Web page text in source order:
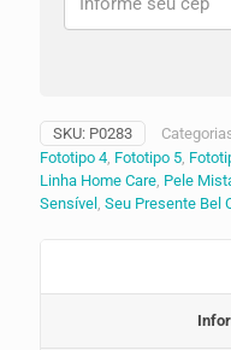
SKU: P0283
Fototipo 4, Fototipo 5,
Linha Home Care, Pele
Sensível , Seu Presente Bel